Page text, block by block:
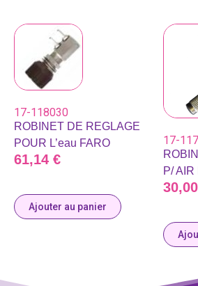
17-118030
ROBINET DE REGLAGE
POUR L’eau FARO
61,14 €
Ajouter au panier
17-
P/
30,00